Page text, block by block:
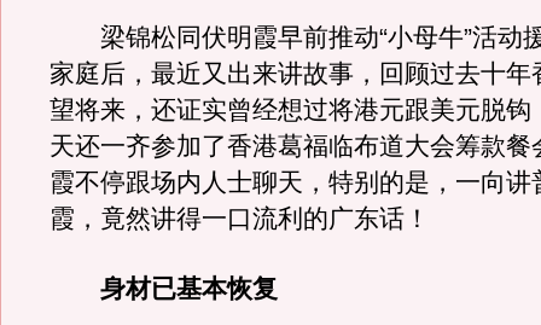
梁锦松同伏明霞早前推动“小母牛”活动
家庭后，最近又出来讲故事，回顾过去十年
望将来，还证实曾经想过将港元跟美元脱钩
天还一齐参加了香港葛福临布道大会筹款餐
霞不停跟场内人士聊天，特别的是，一向讲
霞，竟然讲得一口流利的广东话！
身材已基本恢复